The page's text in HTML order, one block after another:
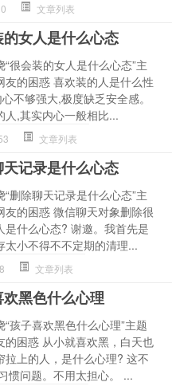
文章列表
女人是什么心态
“很会装的女人是什么心态”主
友的困惑 喜欢装的人是什么性
不够强大,极度缺乏安全感。
人,其实内心一般相比...
文章列表
记录是什么心态
“删除聊天记录是什么心态”主
友的困惑 微信聊天对象删除很
是什么心态? 谢邀。我首先是
太小不得不不定期的清理...
文章列表
黑色什么心理
“孩子喜欢黑色什么心理”主题
的困惑 从小就喜欢黑，白天也
拉上的人，是什么心理? 这不
惯问题。不用太担心。 ...